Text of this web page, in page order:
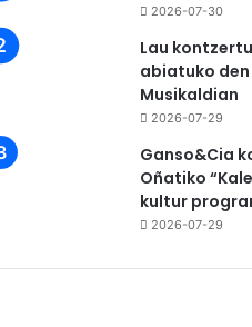
2026-07-30
Lau
abiatuko den
Musikaldian
2026-07-29
Ganso&Cia
Oñatiko
kultur
2026-07-29